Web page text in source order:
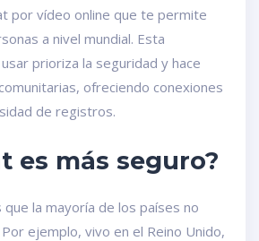
por vídeo online que te permite
a nivel mundial. Esta
prioriza la seguridad y hace
ofreciendo conexiones
de registros.
es más seguro?
que la mayoría de los países no
ejemplo, vivo en el Reino Unido,